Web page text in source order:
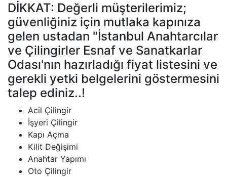
DİKKAT: Değerli müşterilerimiz;
güvenliğiniz için mutlaka kapınıza
gelen ustadan "İstanbul Anahtarcılar
ve Çilingirler Esnaf ve Sanatkarlar
Odası'nın hazırladığı fiyat listesini ve
gerekli yetki belgelerini göstermesini
talep ediniz..!
Acil Çilingir
İşyeri Çilingir
Kapı Açma
Kilit Değişimi
Anahtar Yapımı
Oto Çilingir